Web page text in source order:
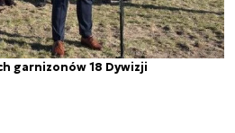
garnizonów 18 Dywizji